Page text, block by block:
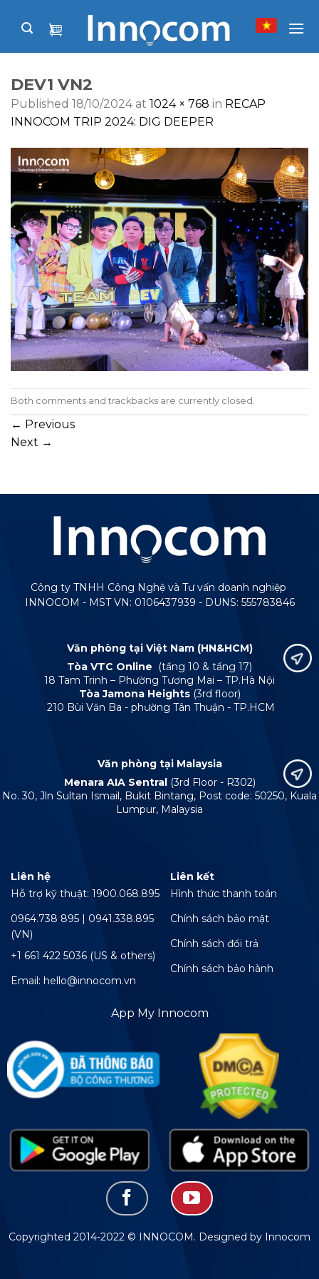
DEV1 VN2
Published 18/10/2024at 1024 × 768 in RECAP
INNOCOM TRIP 2024: DIG DEEPER
Both comments and trackbacks are currently closed.
← Previous
Next →
Công ty TNHH Công Nghệ và Tư vấn doanh nghiệp
INNOCOM - MST VN: 0106437939 - DUNS: 555783846
Văn phòng tại Việt Nam (HN&HCM)
Tòa VTC Online
(tầng 10 & tầng 17)
18 Tam Trinh – Phường Tương Mai – TP.Hà Nội
Tòa Jamona Heights (3rd floor)
210 Bùi Văn Ba - phường Tân Thuận - TP.HCM
Văn phòng tại Malaysia
Menara AIA Sentral (3rd Floor - R302)
No. 30, Jln Sultan Ismail, Bukit Bintang, Post code: 50250, Kuala
Lumpur, Malaysia
Liên hệ
Hỗ trợ kỹ thuật: 1900.068.895
0964.738 895 | 0941.338.895
(VN)
+1 661 422 5036 (US & others)
Email: hello@innocom.vn
Liên kết
Hình thức thanh toán
Chính sách bảo mật
Chính sách đổi trả
Chính sách bảo hành
App My Innocom
Copyrighted 2014-2022 © INNOCOM. Designed by Innocom